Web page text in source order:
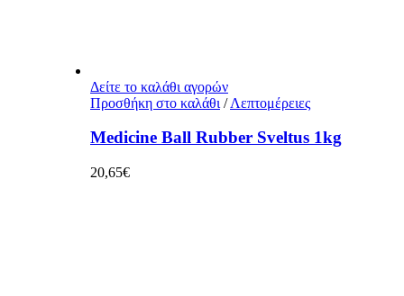
Δείτε το καλάθι αγορών
Προσθήκη στο καλάθι / Λεπτομέρειες
Medicine Ball Rubber Sveltus 1kg
20,65€